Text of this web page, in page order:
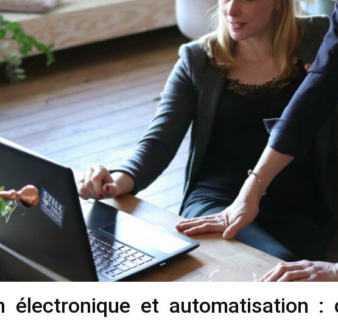
électronique et automatisation :